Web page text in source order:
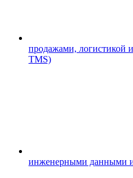
продажами, логистикой
TMS)
инженерными данными